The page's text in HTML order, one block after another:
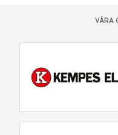
VÅRA